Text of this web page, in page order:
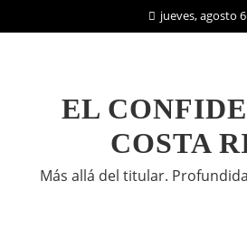
jueves, agosto 6
EL
COSTA
Más allá del titular.